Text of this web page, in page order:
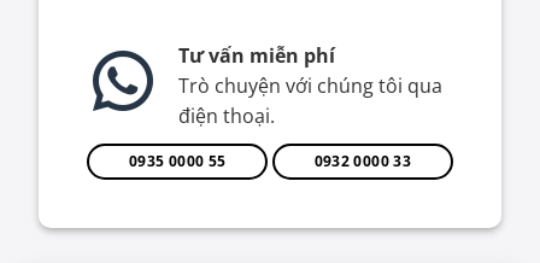
Tư vấn miễn phí
Trò chuyện với chúng tôi qua
điện thoại.
0935 0000 55 0932 0000 33